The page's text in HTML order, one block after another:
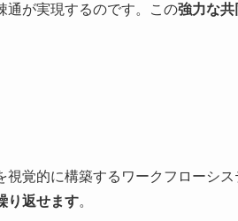
通が実現するのです。この強力な共
視覚的に構築するワークフローシス
り返せます。